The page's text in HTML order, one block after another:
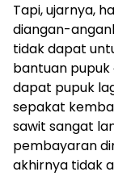
Tapi, ujarnya,
diangan-
tidak dapat
bantuan
dapat pupuk
sepakat
sawit sangat
pembayaran
akhirnya tidak